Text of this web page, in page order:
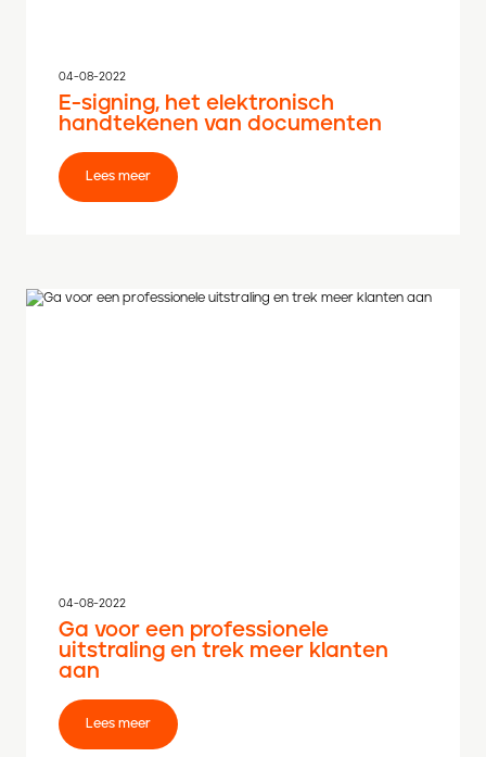
04-08-2022
E-signing, het elektronisch
handtekenen van documenten
Lees meer
04-08-2022
Ga voor een professionele
uitstraling en trek meer klanten
aan
Lees meer